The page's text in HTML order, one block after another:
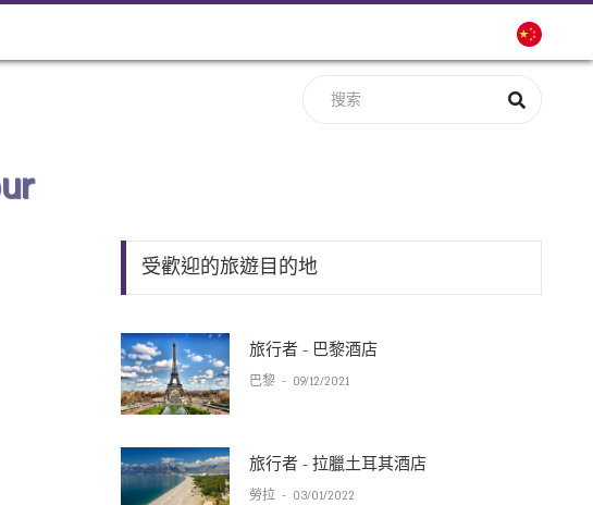
受歡迎的旅遊目的地
旅行者 - 巴黎酒店
巴黎 - 09/12/2021
旅行者 - 拉臘土耳其酒店
勞拉 - 03/01/2022